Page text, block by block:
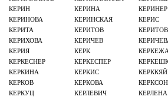
КЕРИН
КЕРИНА КЕРИНЕР
КЕРИНОВА
КЕРИНСКАЯ КЕРИС
КЕРИТА
КЕРИТОВ
КЕРИХОВА
КЕРИЧЕВ
КЕРИЯ
КЕРК КЕРКЕЖА
КЕРКЕСНЕР
КЕРКЕСПЕР
КЕРКИНА
КЕРКИС
КЕРКОВ
КЕРКОВА КЕРКСОН
КЕРКУЦ
КЕРЛЕВИЧ КЕРЛЕНА